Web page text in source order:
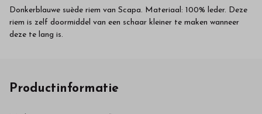
Donkerblauwe suède riem van Scapa. Materiaal: 100% leder. Deze
riem is zelf doormiddel van een schaar kleiner te maken wanneer
deze te lang is.
Productinformatie